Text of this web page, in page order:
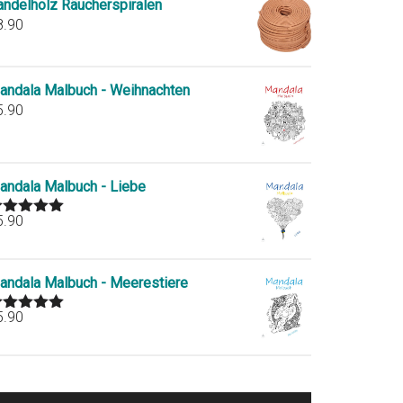
Räucherspiralen
Malbuch - Weihnachten
Malbuch - Liebe
Malbuch - Meerestiere